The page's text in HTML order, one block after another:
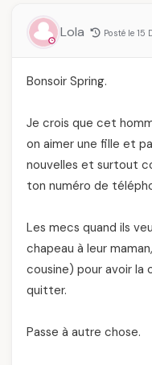
Lola Posté le 15
Bonsoir Spring.
Je crois que cet
on aimer une fille et
nouvelles et surtout
ton numéro de
Les mecs quand ils
chapeau à leur
cousine) pour avoir
quitter.
Passe à autre chose.